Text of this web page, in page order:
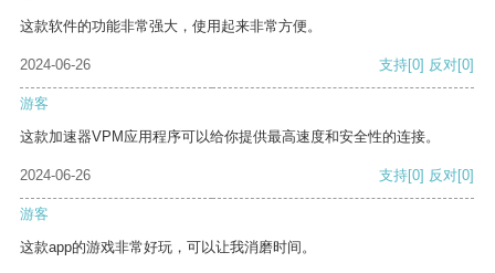
这款软件的功能非常强大，使用起来非常方便。
2024-06-26 支持[0] 反对[0]
游客
这款加速器VPM应用程序可以给你提供最高速度和安全性的连接。
2024-06-26 支持[0] 反对[0]
游客
这款app的游戏非常好玩，可以让我消磨时间。